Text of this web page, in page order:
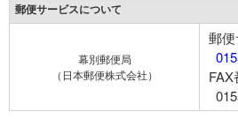
郵便サービスについて
幕別郵便局
（日本郵便株式会社）
郵
FAX